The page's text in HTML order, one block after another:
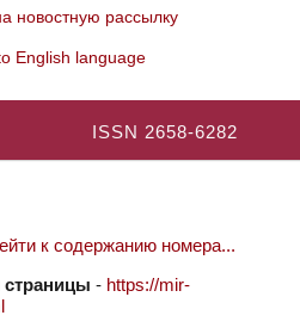
новостную рассылку
English language
ISSN 2658-6282
к содержанию номера...
страницы - https://mir-